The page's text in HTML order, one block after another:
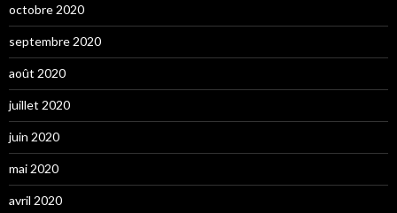
octobre 2020
septembre 2020
août 2020
juillet 2020
juin 2020
mai 2020
avril 2020